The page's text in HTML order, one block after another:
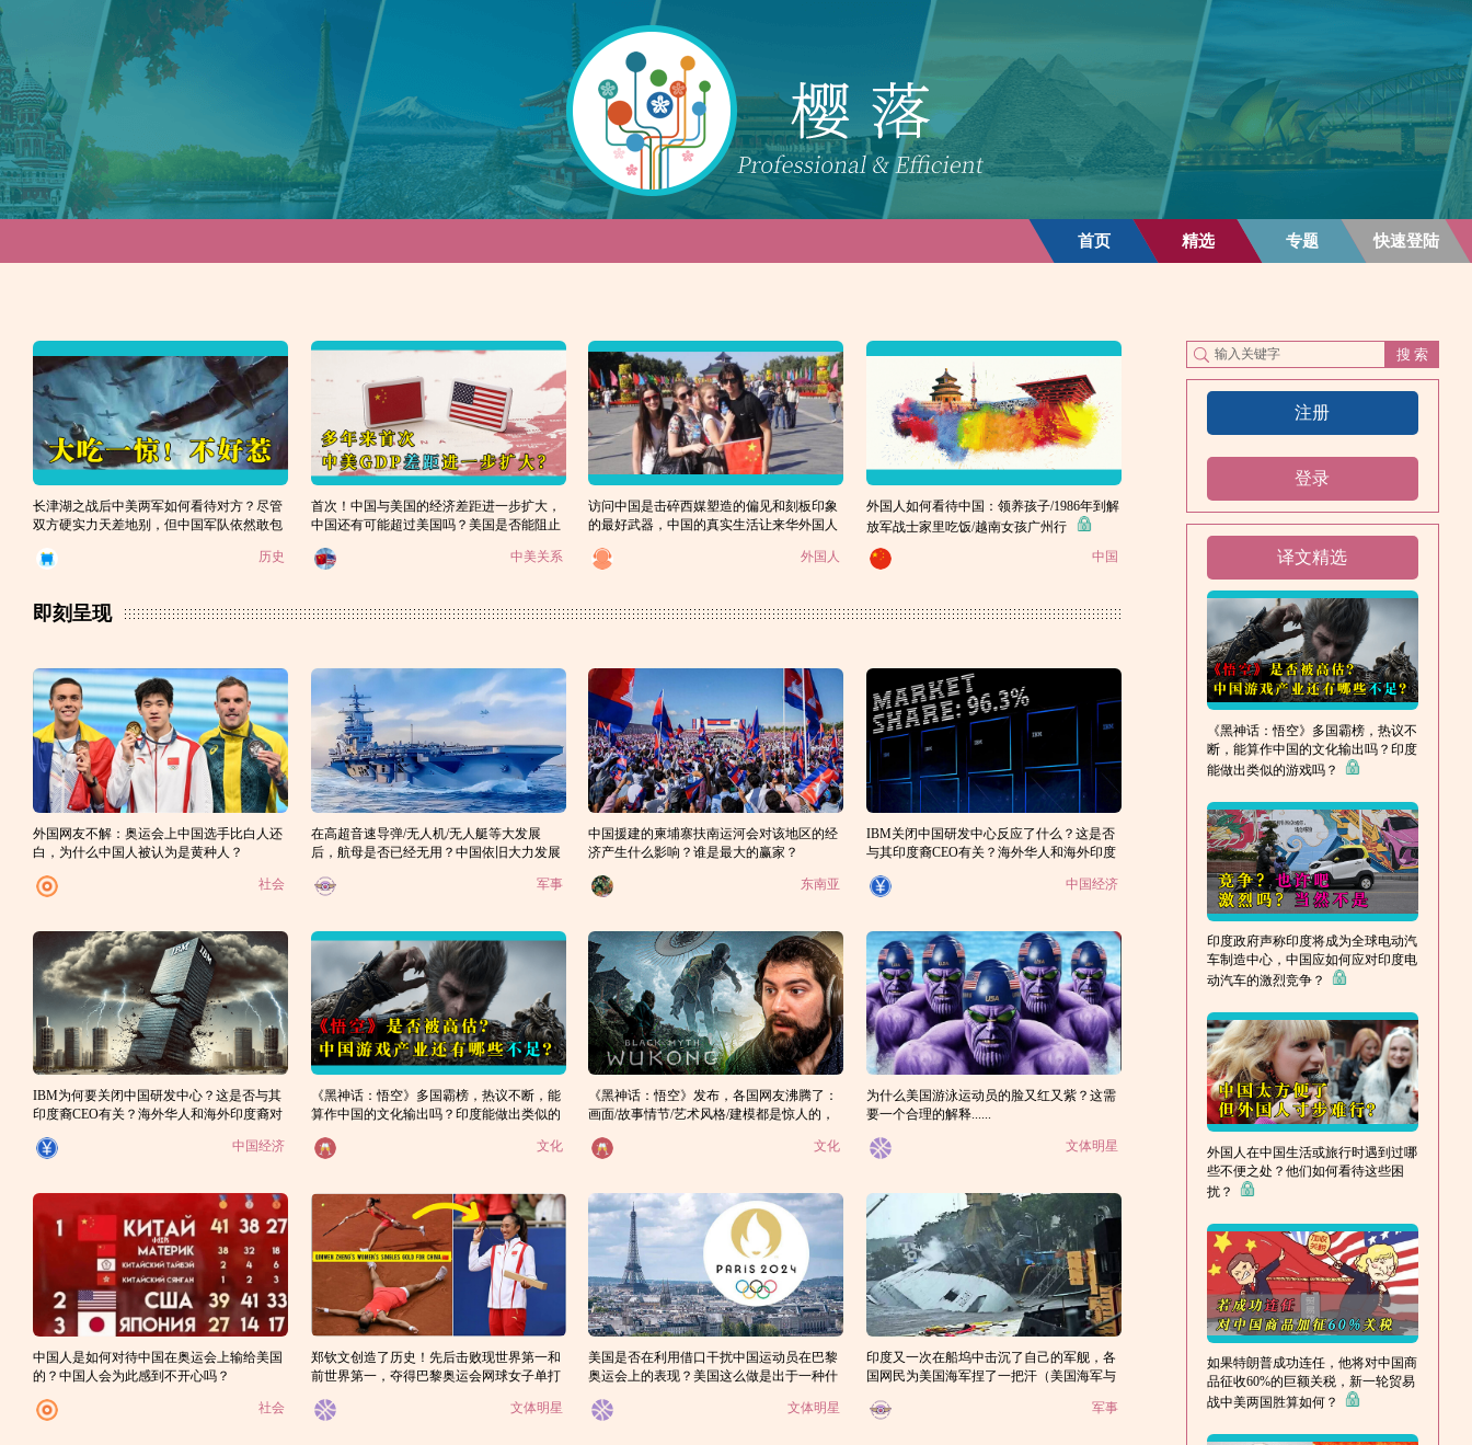
首页 精选 专题 快速登陆
长津湖之战后中美两军如何看待对方？尽管
双方硬实力天差地别，但中国军队依然敢包
历史
首次！中国与美国的经济差距进一步扩大，
中国还有可能超过美国吗？美国是否能阻止
其自身的衰落？
中美关系
访问中国是击碎西媒塑造的偏见和刻板印象
的最好武器，中国的真实生活让来华外国人
大受震撼！
外国人
外国人如何看待中国：领养孩子/1986年到解
放军战士家里吃饭/越南女孩广州行
中国
即刻呈现
外国网友不解：奥运会上中国选手比白人还
白，为什么中国人被认为是黄种人？
社会
在高超音速导弹/无人机/无人艇等大发展
后，航母是否已经无用？中国依旧大力发展
军事
中国援建的柬埔寨扶南运河会对该地区的经
济产生什么影响？谁是最大的赢家？
东南亚
IBM关闭中国研发中心反应了什么？这是否
与其印度裔CEO有关？海外华人和海外印度
中国经济
IBM为何要关闭中国研发中心？这是否与其
印度裔CEO有关？海外华人和海外印度裔对
中国经济
《黑神话：悟空》多国霸榜，热议不断，能
算作中国的文化输出吗？印度能做出类似的
游戏吗？
文化
《黑神话：悟空》发布，各国网友沸腾了：
画面/故事情节/艺术风格/建模都是惊人的，
文化
为什么美国游泳运动员的脸又红又紫？这需
要一个合理的解释......
文体明星
中国人是如何对待中国在奥运会上输给美国
的？中国人会为此感到不开心吗？
社会
郑钦文创造了历史！先后击败现世界第一和
前世界第一，夺得巴黎奥运会网球女子单打
文体明星
美国是否在利用借口干扰中国运动员在巴黎
奥运会上的表现？美国这么做是出于一种什
文体明星
印度又一次在船坞中击沉了自己的军舰，各
国网民为美国海军捏了一把汗（美国海军与
军事
注册
登录
译文精选
《黑神话：悟空》多国霸榜，热议不
断，能算作中国的文化输出吗？印度
能做出类似的游戏吗？
印度政府声称印度将成为全球电动汽
车制造中心，中国应如何应对印度电
动汽车的激烈竞争？
外国人在中国生活或旅行时遇到过哪
些不便之处？他们如何看待这些困
扰？
如果特朗普成功连任，他将对中国商
品征收60%的巨额关税，新一轮贸易
战中美两国胜算如何？